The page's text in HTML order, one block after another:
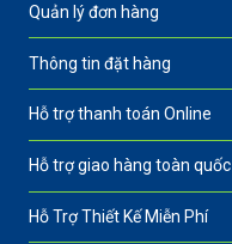
Quản lý đơn hàng
Thông tin đặt hàng
Hỗ trợ thanh toán Online
Hỗ trợ giao hàng toàn quốc
Hỗ Trợ Thiết Kế Miễn Phí